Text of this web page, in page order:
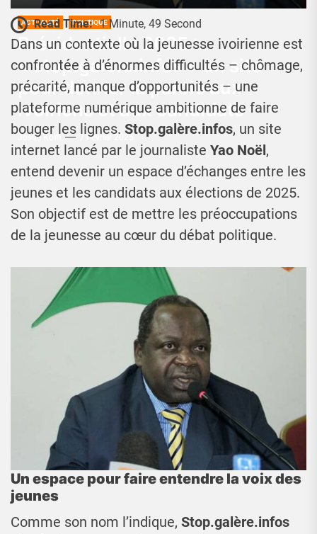
ACTUALITÉ POLITIQUE
Présidentielle 2025 :
« stop.galere.infos » un site
pour donner la parole aux
ivoiriens et aux candidats
Josué Koffi 7 Février 2025
Read Time: 1 Minute, 49 Second
Dans un contexte où la jeunesse ivoirienne est
confrontée à d’énormes difficultés – chômage,
précarité, manque d’opportunités – une
plateforme numérique ambitionne de faire
bouger les lignes. Stop.galère.infos, un site
internet lancé par le journaliste Yao Noël,
entend devenir un espace d’échanges entre les
jeunes et les candidats aux élections de 2025.
Son objectif est de mettre les préoccupations
de la jeunesse au cœur du débat politique.
Un espace pour faire entendre la voix des
jeunes
Comme son nom l’indique, Stop.galère.infos